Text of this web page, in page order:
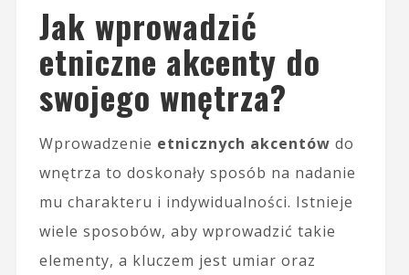
Jak wprowadzić
etniczne akcenty do
swojego wnętrza?
Wprowadzenie etnicznych akcentów do
wnętrza to doskonały sposób na nadanie
mu charakteru i indywidualności. Istnieje
wiele sposobów, aby wprowadzić takie
elementy, a kluczem jest umiar oraz